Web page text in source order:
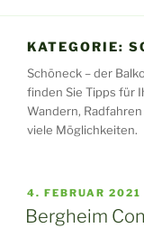
KATEGORIE:
Schöneck – der
finden Sie Tipps für
Wandern,
viele Möglichkeiten.
VERÖFFENTLICHT
AM
4. FEBRUAR 2021
Bergheim